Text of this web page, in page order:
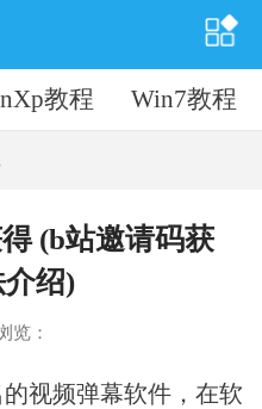
教程 Win7教程
(b站邀请码获
绍)
览：
视频弹幕软件，在软